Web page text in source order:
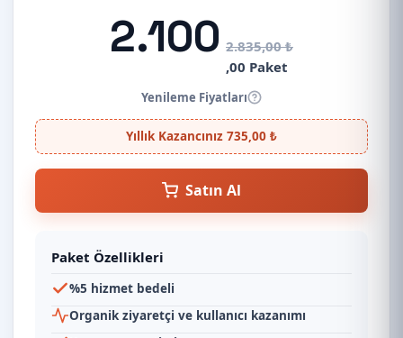
2.100 2.835,00 ₺
,00 Paket
Yenileme Fiyatları
Yıllık Kazancınız 735,00 ₺
Satın Al
Paket Özellikleri
%5 hizmet bedeli
Organik ziyaretçi ve kullanıcı kazanımı